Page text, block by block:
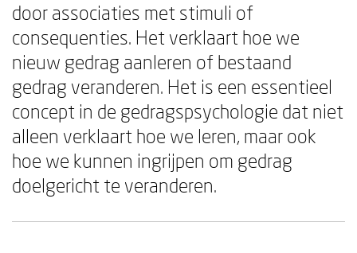
door associaties met stimuli of
consequenties. Het verklaart hoe we
nieuw gedrag aanleren of bestaand
gedrag veranderen. Het is een essentieel
concept in de gedragspsychologie dat niet
alleen verklaart hoe we leren, maar ook
hoe we kunnen ingrijpen om gedrag
doelgericht te veranderen.